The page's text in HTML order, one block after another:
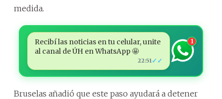
medida.
Recibí las noticias en tu celular, unite
al canal de ÚH en WhatsApp 🤩
22:51 ✓✓
1
Bruselas añadió que este paso ayudará a detener